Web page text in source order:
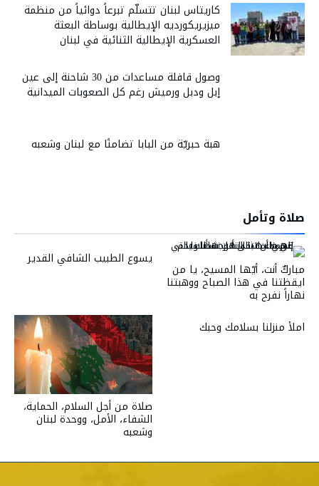
كاريتاس لبنان تتسلّم تبرعاً دوائياً من منظمة
ميزيريكورديه الإيطالية بوساطة البعثة
العسكرية الإيطالية الثنائية في لبنان
وصول قافلة مساعدات من 30 شاحنة إلى عين
إبل ودبل ورميش رغم كل الصعوبات الميدانية
هبة حبريّة من البابا تضامنًا مع لبنان وشعبه
صلاة وتأمل
يسوع الطبيب الشافي القدير
مباركٌ أنت، أيّها المسيح، يا من
ايقظتنا في هذا الصباح ووهبتنا
نهاراً نفرح به
صلاة من أجل السلام، الحماية،
الشفاء، الأمل، ووحدة لبنان
وشعبه
املأ منزلنا بسلامك وحبك